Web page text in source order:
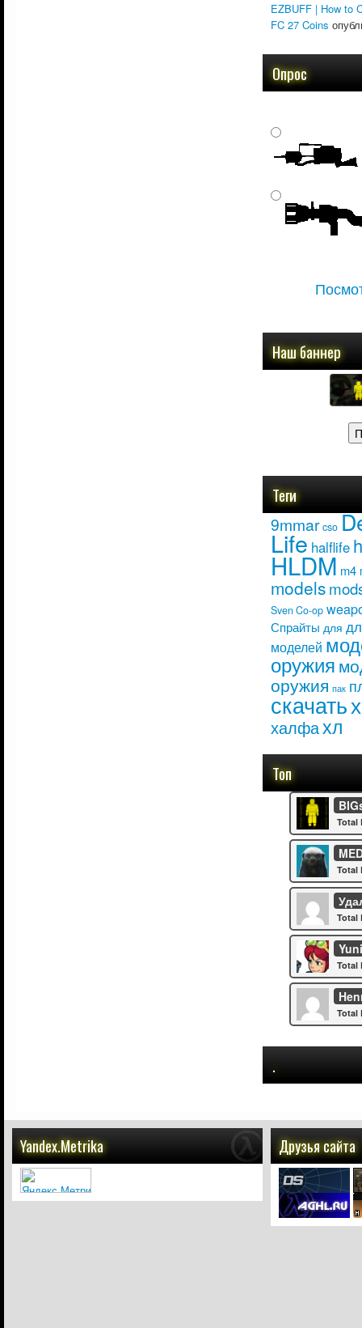
EZBUFF | How to
FC 27 Coins
Опрос
Наш баннер
Теги
9mmar cso
Life halflife
HLDM m4
models
Sven Co-op
Спрайты для
моделей
оружия
оружия пак
скачать
халфахл
Топ
Total
Total
Total
Total
Total
.
Yandex.Metrika Друзья сайта